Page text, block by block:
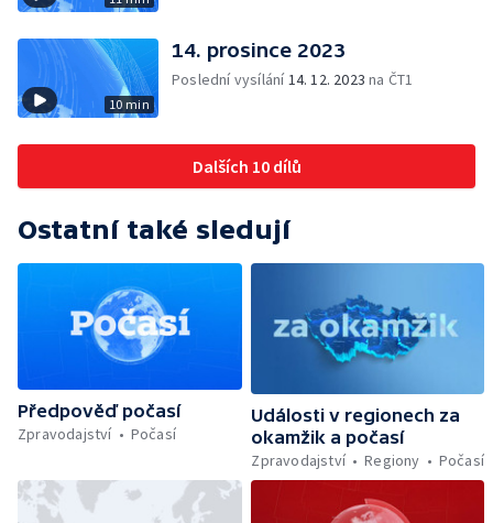
10 min
14. prosince 2023
Poslední vysílání14. 12. 2023 na ČT1
Dalších 10 dílů
Ostatní také sledují
Předpověď počasí
Zpravodajství
Počasí
Události v regionech za
okamžik a počasí
Zpravodajství
Regiony Počasí